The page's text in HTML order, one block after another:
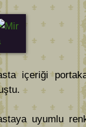
içeriği
uyumlu